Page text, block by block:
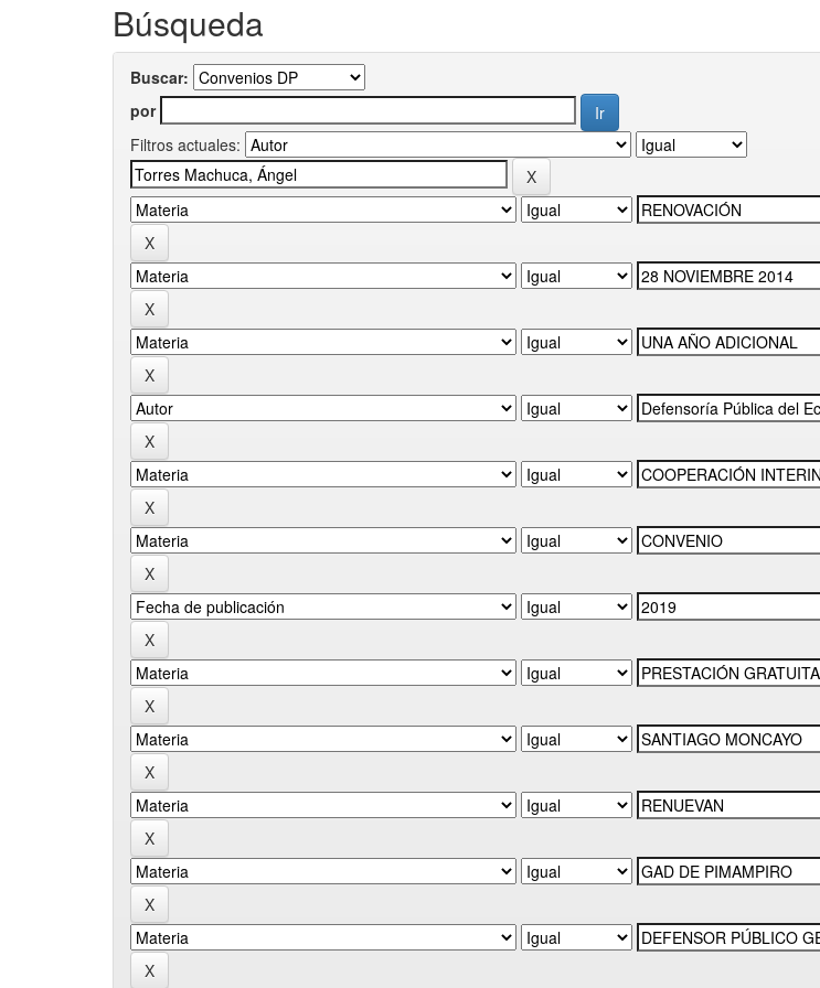
Búsqueda
Buscar:
por
Filtros actuales: